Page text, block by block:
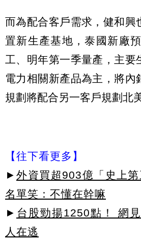
而為配合客戶需求，健和興
置新生產基地，泰國新廠
工、明年第一季量產，主要
電力相關新產品為主，將內
規劃將配合另一客戶規劃北
【往下看更多】
► 外資買超903億「史上
名單笑：不懂在幹嘛
► 台股勁揚1250點！ 網
人在逃